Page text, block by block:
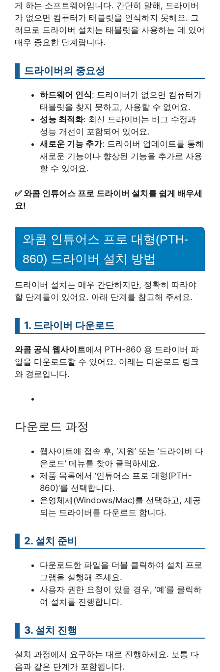
게 하는 소프트웨어입니다. 간단히 말해, 드라이버
가 없으면 컴퓨터가 태블릿을 인식하지 못해요. 그
러므로 드라이버 설치는 태블릿을 사용하는 데 있어
매우 중요한 단계랍니다.
드라이버의 중요성
하드웨어 인식: 드라이버가 없으면 컴퓨터가
태블릿을 찾지 못하고, 사용할 수 없어요.
성능 최적화: 최신 드라이버는 버그 수정과
성능 개선이 포함되어 있어요.
새로운 기능 추가: 드라이버 업데이트를 통해
새로운 기능이나 향상된 기능을 추가로 사용
할 수 있어요.
✅ 와콤 인튜어스 프로 드라이버 설치를 쉽게 배우세
요!
와콤 인튜어스 프로 대형(PTH-
860) 드라이버 설치 방법
드라이버 설치는 매우 간단하지만, 정확히 따라야
할 단계들이 있어요. 아래 단계를 참고해 주세요.
1. 드라이버 다운로드
와콤 공식 웹사이트에서 PTH-860 용 드라이버 파
일을 다운로드할 수 있어요. 아래는 다운로드 링크
와 경로입니다.
다운로드 과정
웹사이트에 접속 후, ‘지원’ 또는 ‘드라이버 다
운로드’ 메뉴를 찾아 클릭하세요.
제품 목록에서 ‘인튜어스 프로 대형(PTH-
860)’를 선택합니다.
운영체제(Windows/Mac)를 선택하고, 제공
되는 드라이버를 다운로드 합니다.
2. 설치 준비
다운로드한 파일을 더블 클릭하여 설치 프로
그램을 실행해 주세요.
사용자 권한 요청이 있을 경우, ‘예’를 클릭하
여 설치를 진행합니다.
3. 설치 진행
설치 과정에서 요구하는 대로 진행하세요. 보통 다
음과 같은 단계가 포함됩니다.